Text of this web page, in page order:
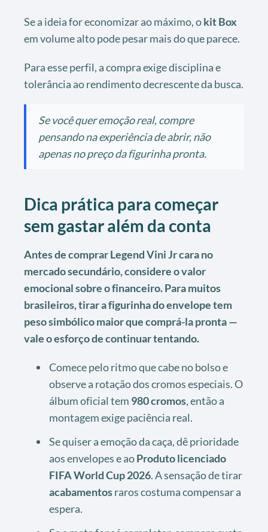
Se a ideia for economizar ao máximo, okit Box
em volume alto pode pesar mais do que parece.
Para esse perfil, a compra exige disciplina e
tolerância ao rendimento decrescente da busca.
Se você quer emoção real, compre
pensando na experiência de abrir, não
apenas no preço da figurinha pronta.
Dica prática para começar
sem gastar além da conta
Antes de comprar Legend Vini Jr cara no
mercado secundário, considere o valor
emocional sobre o financeiro. Para muitos
brasileiros, tirar a figurinha do envelope tem
peso simbólico maior que comprá-la pronta —
vale o esforço de continuar tentando.
Comece pelo ritmo que cabe no bolso e
observe a rotação dos cromos especiais. O
álbum oficial tem 980 cromos, então a
montagem exige paciência real.
Se quiser a emoção da caça, dê prioridade
aos envelopes e aoProduto licenciado
FIFA World Cup 2026. A sensação de tirar
acabamentosraros costuma compensar a
espera.